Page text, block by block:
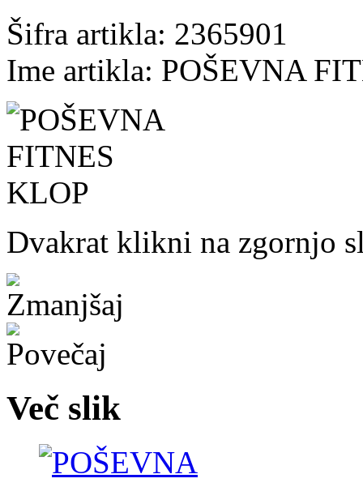
Šifra artikla: 2365901
Ime artikla: POŠEVNA
Dvakrat klikni na zgornjo
Več slik